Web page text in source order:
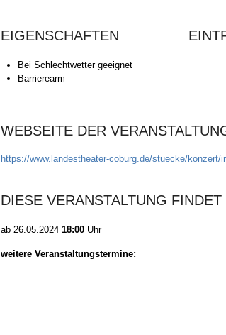
EIGENSCHAFTEN
Bei Schlechtwetter geeignet
Barrierearm
WEBSEITE DER
https://www.landestheater-coburg.de/stuecke/konzert/
DIESE VERANSTALTUNG FINDET
ab26.05.202418:00 Uhr
weitere Veranstaltungstermine: